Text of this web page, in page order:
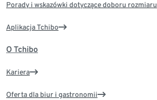
Porady i wskazówki dotyczące doboru rozmiaru
Aplikacja Tchibo
O Tchibo
Kariera
Oferta dla biur i gastronomii